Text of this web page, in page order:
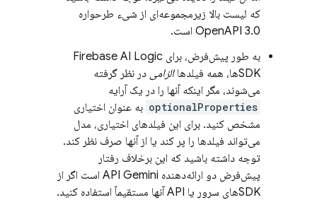
که لیست بالا زیرمجموعه‌ای از شیء طرحواره
OpenAPI 3.0 است.
به طور پیش‌فرض، برای Firebase AI Logic
SDKها، همه فیلدها
الزامی در نظر گرفته
می‌شوند، مگر اینکه آنها را در یک آرایه
optionalProperties به عنوان اختیاری
مشخص کنید. برای این فیلدهای اختیاری، مدل
می‌تواند فیلدها را پر کند یا از آنها صرف نظر کند.
توجه داشته باشید که این برخلاف رفتار
پیش‌فرض دو ارائه‌دهنده API Gemini است اگر از
SDKهای سرور یا API آنها مستقیماً استفاده کنید.